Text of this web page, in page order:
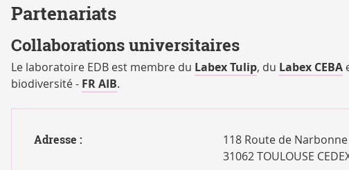
Partenariats
Collaborations universitaires
Le laboratoire EDB est membre du Labex Tulip, du Labex CEBA
biodiversité - FR AIB.
Adresse :
118 Route de
31062 TOULOUSE